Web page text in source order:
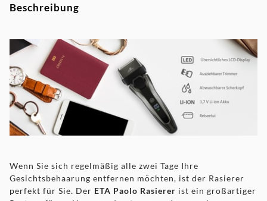
Beschreibung
Wenn Sie sich regelmäßig alle zwei Tage Ihre
Gesichtsbehaarung entfernen möchten, ist der Rasierer
perfekt für Sie. Der ETA Paolo Rasierer ist ein großartiger